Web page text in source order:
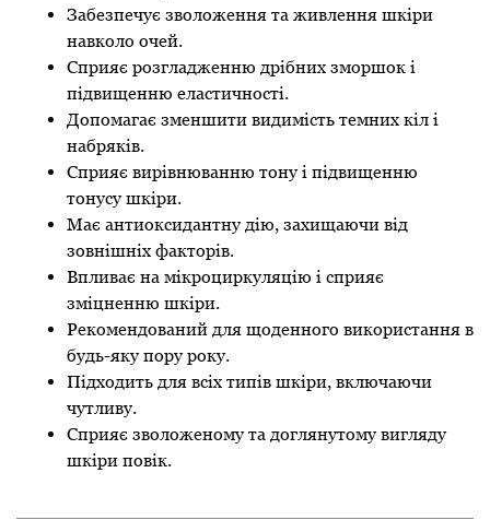
Забезпечує зволоження та живлення шкіри
навколо очей.
Сприяє розгладженню дрібних зморшок і
підвищенню еластичності.
Допомагає зменшити видимість темних кіл і
набряків.
Сприяє вирівнюванню тону і підвищенню
тонусу шкіри.
Має антиоксидантну дію, захищаючи від
зовнішніх факторів.
Впливає на мікроциркуляцію і сприяє
зміцненню шкіри.
Рекомендований для щоденного використання в
будь-яку пору року.
Підходить для всіх типів шкіри, включаючи
чутливу.
Сприяє зволоженому та доглянутому вигляду
шкіри повік.